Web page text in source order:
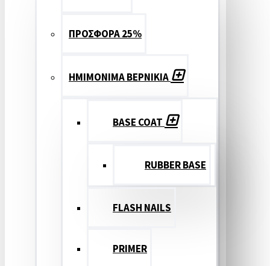
ΠΡΟΣΦΟΡΑ 25%
ΗΜΙΜΟΝΙΜΑ ΒΕΡΝΙΚΙΑ
BASE COAT
RUBBER BASE
FLASH NAILS
PRIMER